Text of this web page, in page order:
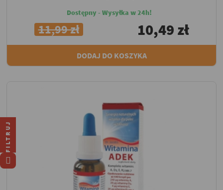
Dostępny - Wysyłka w 24h!
11,99 zł 10,49 zł
DODAJ DO KOSZYKA
FILTRUJ